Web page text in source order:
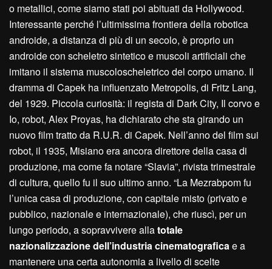
o metallici, come siamo stati poi abituati da Hollywood.
Interessante perché l’ultimissima frontiera della robotica
androide, a distanza di più di un secolo, è proprio un
androide con scheletro sintetico e muscoli artificiali che
imitano il sistema muscoloscheletrico del corpo umano. Il
dramma di Capek ha influenzato Metropolis, di Fritz Lang,
del 1929. Piccola curiosità: il regista di Dark City, Il corvo e
Io, robot, Alex Proyas, ha dichiarato che sta girando un
nuovo film tratto da R.U.R. di Capek. Nell’anno del film sui
robot, il 1935, Misiano era ancora direttore della casa di
produzione, ma come fa notare “Slavia”, rivista trimestrale
di cultura, quello fu il suo ultimo anno. “La Mezrabpom fu
l’unica casa di produzione, con capitale misto (privato e
pubblico, nazionale e internazionale), che riuscì, per un
lungo periodo, a sopravvivere allatotale
nazionalizzazione dell’industria cinematograficae a
mantenere una certa autonomia a livello di scelte